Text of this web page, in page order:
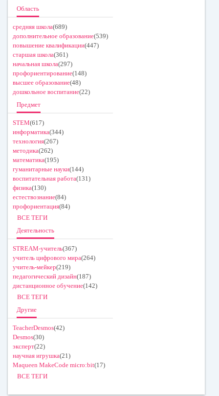
Область
средняя школа(689)
дополнительное образование(539)
повышение квалификации(447)
старшая школа(361)
начальная школа(297)
профориентирование(148)
высшее образование(48)
дошкольное воспитание(22)
Предмет
STEM(617)
информатика(344)
технология(267)
методика(262)
математика(195)
гуманитарные науки(144)
воспитательная работа(131)
физика(130)
естествознание(84)
профориентация(84)
ВСЕ ТЕГИ
Деятельность
STREAM-учитель(367)
учитель цифрового мира(264)
учитель-мейкер(219)
педагогический дизайн(187)
дистанционное обучение(142)
ВСЕ ТЕГИ
Другие
TeacherDesmos(42)
Desmos(30)
эксперт(22)
научная игрушка(21)
Maqueen MakeCode micro:bit(17)
ВСЕ ТЕГИ